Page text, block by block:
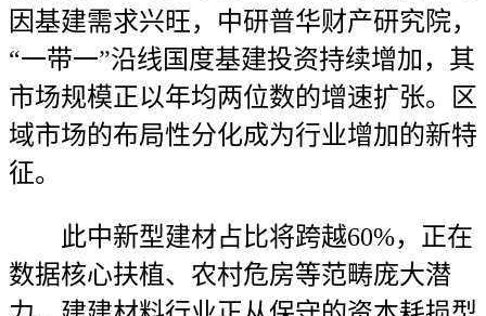
因基建需求兴旺，中研普华财产研究院，
“一带一”沿线国度基建投资持续增加，其
市场规模正以年均两位数的增速扩张。区
域市场的布局性分化成为行业增加的新特
征。
此中新型建材占比将跨越60%，正在
数据核心扶植、农村危房等范畴庞大潜